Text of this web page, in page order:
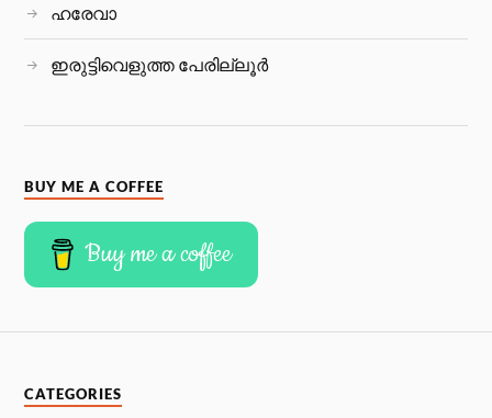
ഹരേവാ
ഇരുട്ടിവെളുത്ത പേരില്ലൂര്‍
BUY ME A COFFEE
Buy me a coffee
CATEGORIES